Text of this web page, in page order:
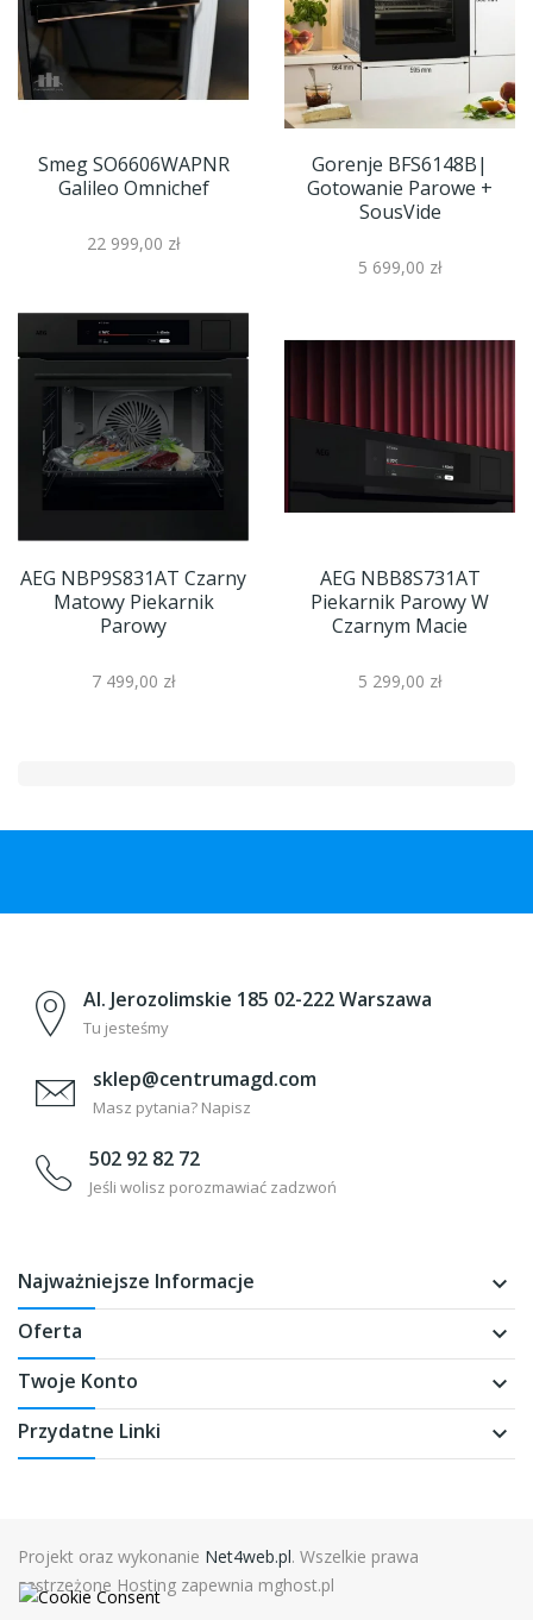
Smeg SO6606WAPNR
Galileo Omnichef
22 999,00 zł
Gorenje BFS6148B|
Gotowanie Parowe +
SousVide
5 699,00 zł
AEG NBP9S831AT Czarny
Matowy Piekarnik
Parowy
7 499,00 zł
AEG NBB8S731AT
Piekarnik Parowy W
Czarnym Macie
5 299,00 zł
Al. Jerozolimskie 185 02-222 Warszawa
Tu jesteśmy
sklep@centrumagd.com
Masz pytania? Napisz
502 92 82 72
Jeśli wolisz porozmawiać zadzwoń
Najważniejsze Informacje keyboard_arrow_down
Oferta keyboard_arrow_down
Twoje Konto keyboard_arrow_down
Przydatne Linki keyboard_arrow_down
Projekt oraz wykonanie Net4web.pl. Wszelkie prawa
zastrzeżone Hosting zapewnia mghost.pl